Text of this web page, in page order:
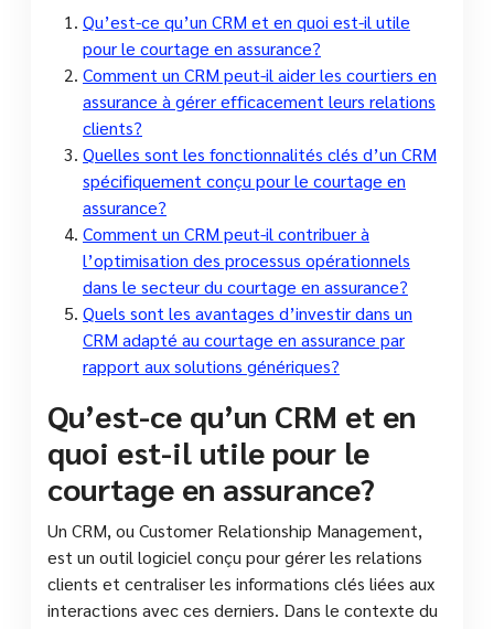
Qu’est-ce qu’un CRM et en quoi est-il utile
pour le courtage en assurance?
Comment un CRM peut-il aider les courtiers en
assurance à gérer efficacement leurs relations
clients?
Quelles sont les fonctionnalités clés d’un CRM
spécifiquement conçu pour le courtage en
assurance?
Comment un CRM peut-il contribuer à
l’optimisation des processus opérationnels
dans le secteur du courtage en assurance?
Quels sont les avantages d’investir dans un
CRM adapté au courtage en assurance par
rapport aux solutions génériques?
Qu’est-ce qu’un CRM et en
quoi est-il utile pour le
courtage en assurance?
Un CRM, ou Customer Relationship Management,
est un outil logiciel conçu pour gérer les relations
clients et centraliser les informations clés liées aux
interactions avec ces derniers. Dans le contexte du